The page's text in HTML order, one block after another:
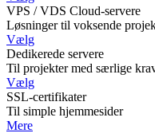
VPS / VDS Cloud-servere
Løsninger til voksende
Vælg
Dedikerede servere
Til projekter med særlige
Vælg
SSL-certifikater
Til simple hjemmesider
Mere